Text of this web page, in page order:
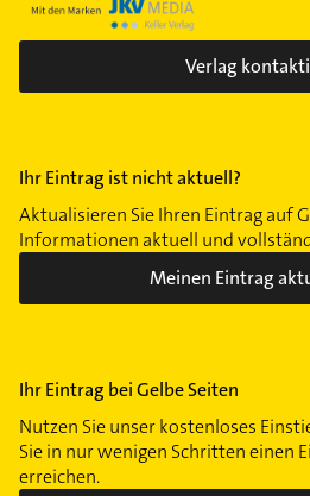
Verlag
Ihr Eintrag ist nicht aktuell?
Aktualisieren Sie Ihren Eintrag auf
Informationen aktuell und
Meinen Eintrag
Ihr Eintrag bei Gelbe Seiten
Nutzen Sie unser kostenloses
Sie in nur wenigen Schritten einen
erreichen.